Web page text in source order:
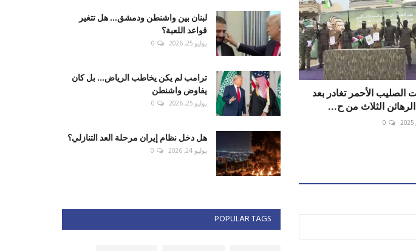
الصليب الأحمر تغادر بعد
الثلاث من ح...
0
لبنان بين واشنطن ودمشق... هل تتغير
قواعد اللعبة؟
يوليو 25, 2026 0
ترامب لم يكن يخاطب الرياض... بل كان
يفاوض واشنطن
يوليو 25, 2026 0
هل دخل نظام إيران مرحلة العد التنازلي؟
يوليو 24, 2026 0
POPULAR TAGS